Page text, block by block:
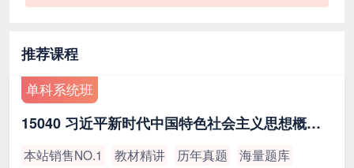
推荐课程
单科系统班
15040 习近平新时代中国特色社会主义思想概论（最新版）
本站销售NO.1 教材精讲 历年真题 海量题库